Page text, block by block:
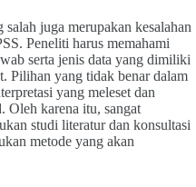
juga merupakan kesalahan
Peneliti harus memahami
serta jenis data yang dimiliki
Pilihan yang tidak benar dalam
yang meleset dan
Oleh karena itu, sangat
studi literatur dan konsultasi
metode yang akan